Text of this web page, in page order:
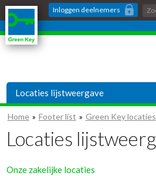
Skip
links
Jump
to
Jump
to
the
navigation
Inloggen deelnemers
Locaties lijstweergave
Home Footer list Green Key locaties
Locaties
Onze zakelijke locaties
Locaties op een kaart